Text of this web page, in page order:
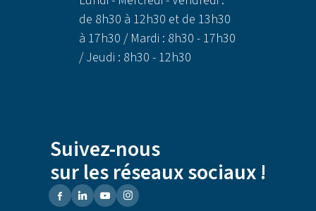
de 8h30 à 12h30 et de 13h30
à 17h30 / Mardi : 8h30 - 17h30
/ Jeudi : 8h30 - 12h30
Suivez-nous
sur les réseaux sociaux !